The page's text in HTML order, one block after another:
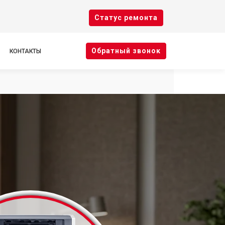
Cтатус ремонта
КОНТАКТЫ Oбратный звонок